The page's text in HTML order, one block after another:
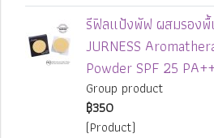
รีฟิลแป้งพัฟ ผสมรองพื้
JURNESS
Powder SPF 25
Group product
฿350
(Product)